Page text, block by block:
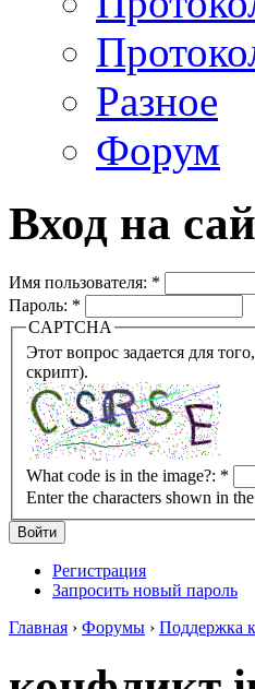
Разное
Форум
Вход на
Имя пользователя: *
Пароль: *
CAPTCHA
Этот вопрос задается для того, чтобы выяснить,
скрипт).
What code is in the image?: *
Enter the characters shown in
Регистрация
Запросить новый пароль
Главная › Форумы › Поддержка